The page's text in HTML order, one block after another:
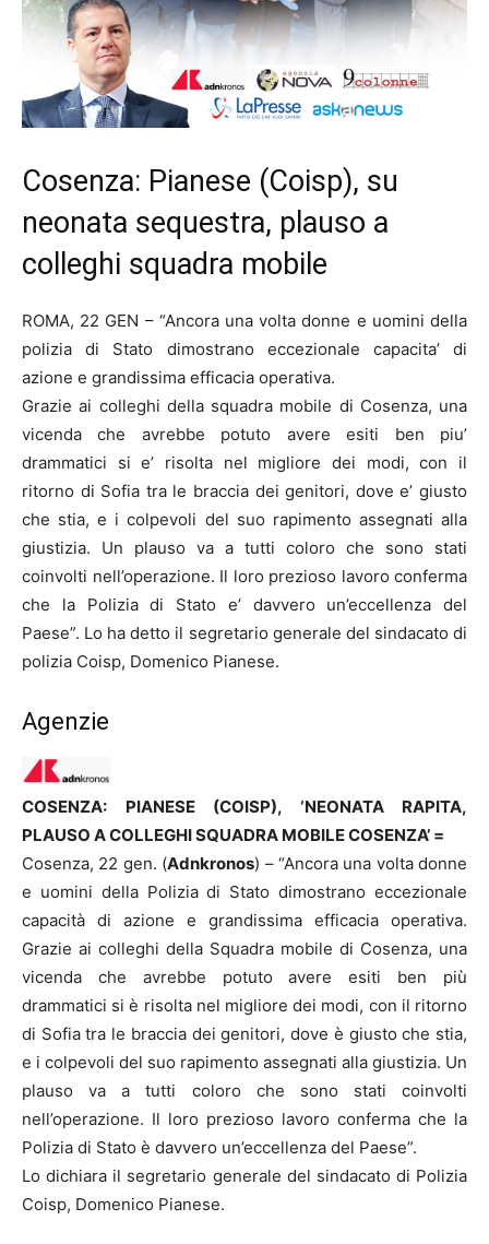
Cosenza: Pianese (Coisp), su
neonata sequestra, plauso a
colleghi squadra mobile
ROMA, 22 GEN – “Ancora una volta donne e uomini della
polizia di Stato dimostrano eccezionale capacita’ di
azione e grandissima efficacia operativa.
Grazie ai colleghi della squadra mobile di Cosenza, una
vicenda che avrebbe potuto avere esiti ben piu’
drammatici si e’ risolta nel migliore dei modi, con il
ritorno di Sofia tra le braccia dei genitori, dove e’ giusto
che stia, e i colpevoli del suo rapimento assegnati alla
giustizia. Un plauso va a tutti coloro che sono stati
coinvolti nell’operazione. Il loro prezioso lavoro conferma
che la Polizia di Stato e’ davvero un’eccellenza del
Paese”. Lo ha detto il segretario generale del sindacato di
polizia Coisp, Domenico Pianese.
Agenzie
COSENZA: PIANESE (COISP), ‘NEONATA RAPITA,
PLAUSO A COLLEGHI SQUADRA MOBILE COSENZA’ =
Cosenza, 22 gen. (Adnkronos) – “Ancora una volta donne
e uomini della Polizia di Stato dimostrano eccezionale
capacità di azione e grandissima efficacia operativa.
Grazie ai colleghi della Squadra mobile di Cosenza, una
vicenda che avrebbe potuto avere esiti ben più
drammatici si è risolta nel migliore dei modi, con il ritorno
di Sofia tra le braccia dei genitori, dove è giusto che stia,
e i colpevoli del suo rapimento assegnati alla giustizia. Un
plauso va a tutti coloro che sono stati coinvolti
nell’operazione. Il loro prezioso lavoro conferma che la
Polizia di Stato è davvero un’eccellenza del Paese”.
Lo dichiara il segretario generale del sindacato di Polizia
Coisp, Domenico Pianese.